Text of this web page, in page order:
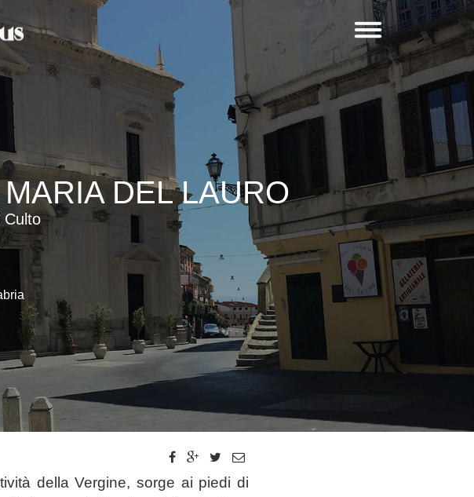
DEL LAURO
Culto
della Vergine, sorge ai piedi di